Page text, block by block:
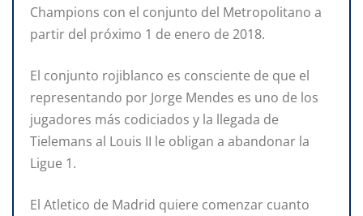
Champions con el conjunto del Metropolitano a
partir del próximo 1 de enero de 2018.
El conjunto rojiblanco es consciente de que el
representando por Jorge Mendes es uno de los
jugadores más codiciados y la llegada de
Tielemans al Louis II le obligan a abandonar la
Ligue 1.
El Atletico de Madrid quiere comenzar cuanto